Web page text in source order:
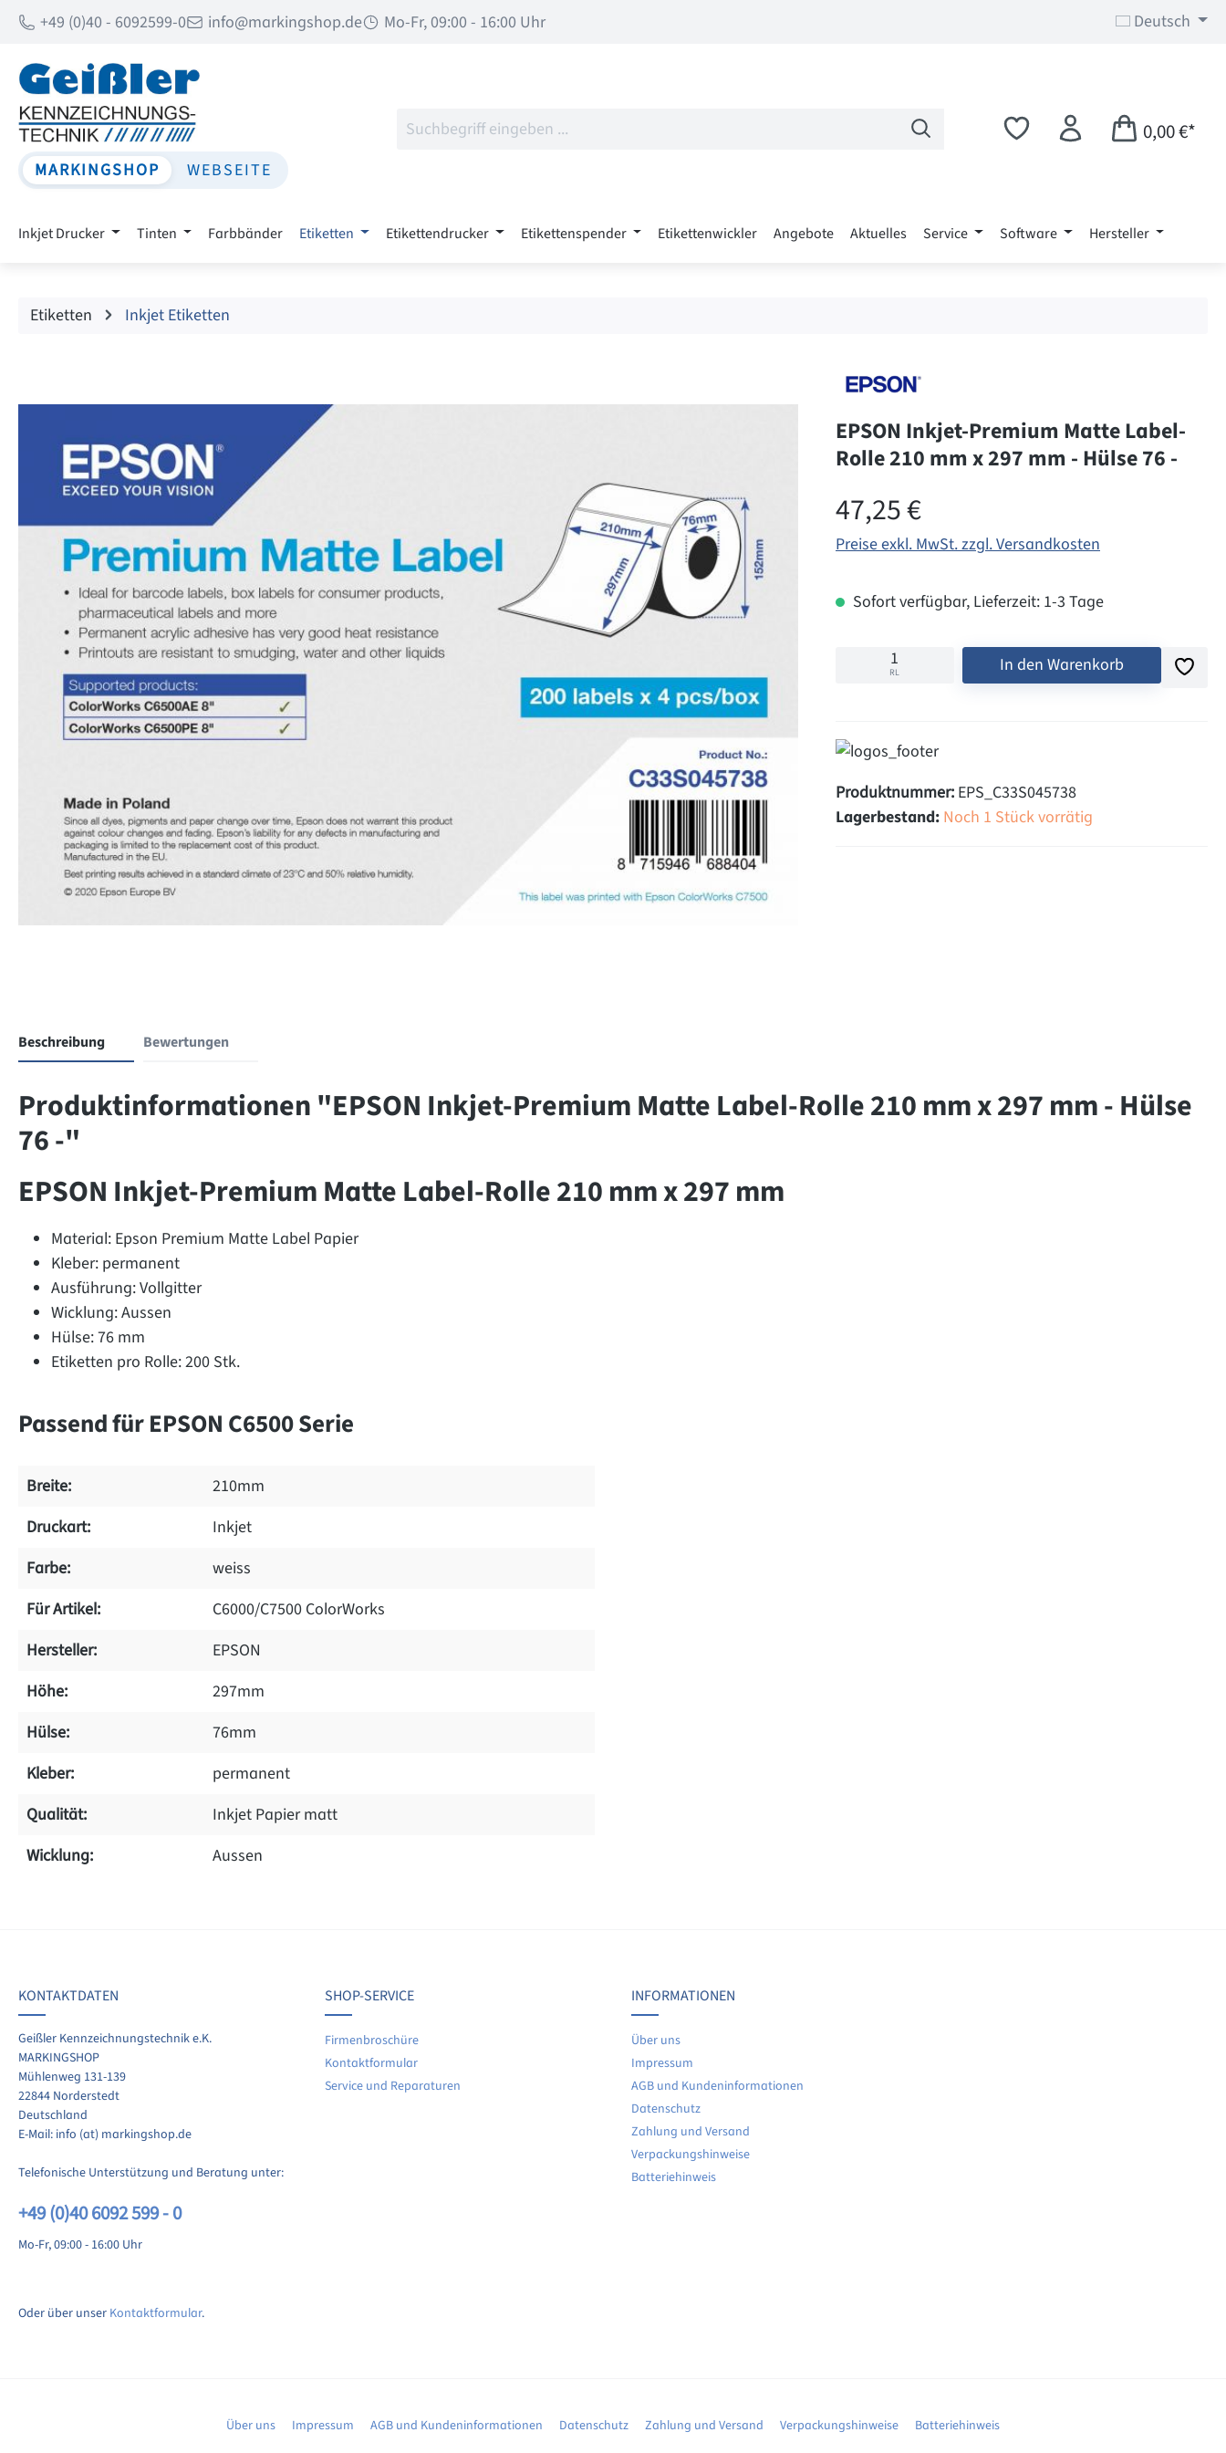
Hauptinhalt springen
Zur Suche springen
Zur Hauptnavigation springen
+49 (0)40 - 6092599-0 info@markingshop.de Mo-Fr, 09:00 - 16:00 Uhr Deutsch
MARKINGSHOP WEBSEITE
0,00 €*
Inkjet Drucker Tinten Farbbänder Etiketten Etikettendrucker Etikettenspender Etikettenwickler Angebote Aktuelles Service Software Hersteller
Etiketten Inkjet Etiketten
EPSON Inkjet-Premium Matte Label-
Rolle 210 mm x 297 mm - Hülse 76 -
Regulärer Preis:
47,25 €
Preise exkl. MwSt. zzgl. Versandkosten
Sofort verfügbar, Lieferzeit: 1-3 Tage
RL In den Warenkorb
Produktnummer: EPS_C33S045738
Lagerbestand: Noch 1 Stück vorrätig
Beschreibung Bewertungen
Produktinformationen "EPSON Inkjet-Premium Matte Label-Rolle 210 mm x 297 mm - Hülse
76 -"
EPSON Inkjet-Premium Matte Label-Rolle 210 mm x 297 mm
Material: Epson Premium Matte Label Papier
Kleber: permanent
Ausführung: Vollgitter
Wicklung: Aussen
Hülse: 76 mm
Etiketten pro Rolle: 200 Stk.
Passend für EPSON C6500 Serie
Breite:
210mm
Druckart:
Inkjet
Farbe:
weiss
Für Artikel:
C6000/C7500 ColorWorks
Hersteller:
EPSON
Höhe:
297mm
Hülse:
76mm
Kleber:
permanent
Qualität:
Inkjet Papier matt
Wicklung:
Aussen
Sie Ihre Erfahrungen mit anderen Kunden.
schreiben
Keine Bewertungen gefunden. Teilen Sie Ihre Erfahrungen mit anderen.
KONTAKTDATEN
Geißler Kennzeichnungstechnik e.K.
MARKINGSHOP
Mühlenweg 131-139
22844 Norderstedt
Deutschland
E-Mail: info (at) markingshop.de
Telefonische Unterstützung und Beratung unter:
+49 (0)40 6092 599 - 0
Mo-Fr, 09:00 - 16:00 Uhr
Oder über unser Kontaktformular.
SHOP-SERVICE
Firmenbroschüre
Kontaktformular
Service und Reparaturen
INFORMATIONEN
Über uns
Impressum
AGB und Kundeninformationen
Datenschutz
Zahlung und Versand
Verpackungshinweise
Batteriehinweis
Über uns Impressum AGB und Kundeninformationen Datenschutz Zahlung und Versand Verpackungshinweise Batteriehinweis